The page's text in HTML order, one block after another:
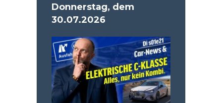
Donnerstag, dem
30.07.2026